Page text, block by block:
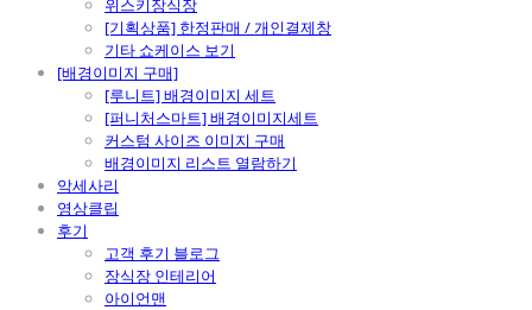
위스키장식장
[기획상품] 한정판매 / 개인결제창
기타 쇼케이스 보기
[배경이미지 구매]
[루니트] 배경이미지 세트
[퍼니처스마트] 배경이미지세트
커스텀 사이즈 이미지 구매
배경이미지 리스트 열람하기
악세사리
영상클립
후기
고객 후기 블로그
장식장 인테리어
아이언맨